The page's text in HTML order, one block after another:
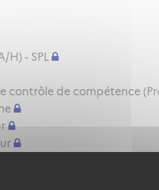
H) - SPL
de compétence